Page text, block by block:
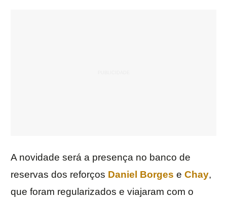
A novidade será a presença no banco de
reservas dos reforços Daniel Borges e Chay,
que foram regularizados e viajaram com o